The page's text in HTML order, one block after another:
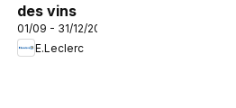
des vins
01/09 - 31/12/2026
E.Leclerc